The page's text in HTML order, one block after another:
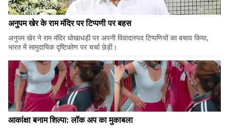
अनुपम खेर के राम मंदिर पर टिप्पणी पर बहस
अनुपम खेर ने राम मंदिर धोखाधड़ी पर अपनी विवादास्पद टिप्पणियों का बचाव किया,
भारत में सामुदायिक दृष्टिकोण पर चर्चा छेड़ी।
आकांक्षा बनाम शिल्पा: लॉक अप का मुकाबला